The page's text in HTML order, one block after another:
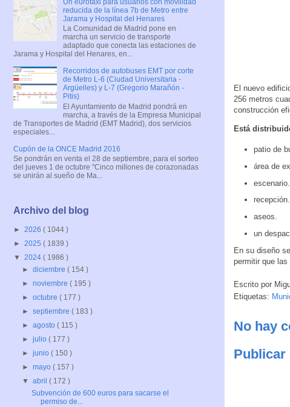
El nuevo
256 metros
construcción
Está
patio de
área de
escenario.
recepción.
aseos.
un
En su diseño
permitir que
Escrito por
Etiquetas:
No hay
Publicar
reducida de la línea 7b de Metro entre
Jarama y Hospital del Henares
La Comunidad de Madrid pone en
marcha un servicio de transporte
adaptado que conecta las estaciones de
Jarama y Hospital del Henares, en...
Recorridos de autobuses EMT por corte
de Metro L-6 (Ciudad Universitaria -
Argüelles) y L-7 (Gregorio Marañón -
Pitis)
El Ayuntamiento de Madrid pondrá en
marcha, a través de la Empresa Municipal
de Transportes de Madrid (EMT Madrid), dos servicios
especiales...
Cupón de la ONCE Madrid 2016
Se pondrán en venta el 28 de septiembre, para el sorteo
del jueves 1 de octubre "Cinco millones de corazonadas
se unirán al sueño de Ma...
Archivo del blog
► 2026 ( 1044 )
► 2025 ( 1839 )
▼ 2024 ( 1986 )
►diciembre( 154 )
►noviembre( 195 )
►octubre( 177 )
►septiembre( 183 )
►agosto( 115 )
►julio( 177 )
►junio( 150 )
►mayo( 157 )
▼abril( 172 )
Subvención de 600 euros para sacarse el
permiso de...